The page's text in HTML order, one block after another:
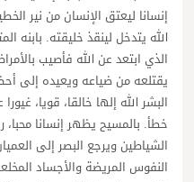
إنسانا ليعتق الإنسان من نير
الله يتدخل لينقذ خليقته. بابنه
الذي ابتعد عن الله فأصيب
يقتلعه من ضياعه ويعيده إلى
البشر الله إلها خالقا، قويا،
خطأ. بالمسيح يظهر إنسانا
الشياطين ويرجع البصر إلى
النفوس المريضة والأجساد